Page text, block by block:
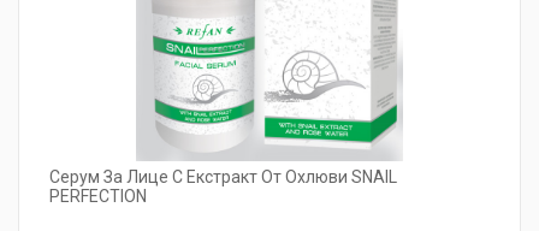
Серум За Лице С Екстракт От Охлюви SNAIL
PERFECTION